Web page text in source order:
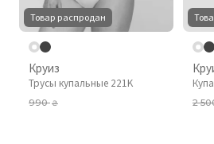
Товар распродан
Круиз
Трусы купальные 221K
990₴ 2